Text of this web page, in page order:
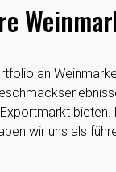
an
bieten.
wir uns als